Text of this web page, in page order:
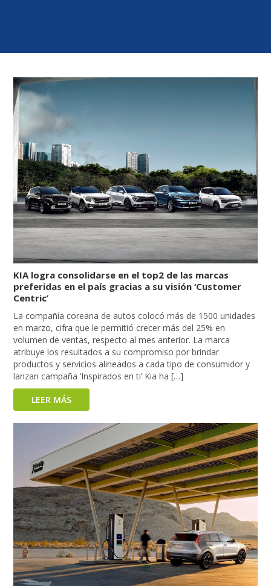
KIA logra consolidarse en el top2 de las marcas
preferidas en el país gracias a su visión ‘Customer
Centric’
La compañía coreana de autos colocó más de 1500 unidades
en marzo, cifra que le permitió crecer más del 25% en
volumen de ventas, respecto al mes anterior. La marca
atribuye los resultados a su compromiso por brindar
productos y servicios alineados a cada tipo de consumidor y
lanzan campaña ‘Inspirados en ti’ Kia ha […]
LEER MÁS